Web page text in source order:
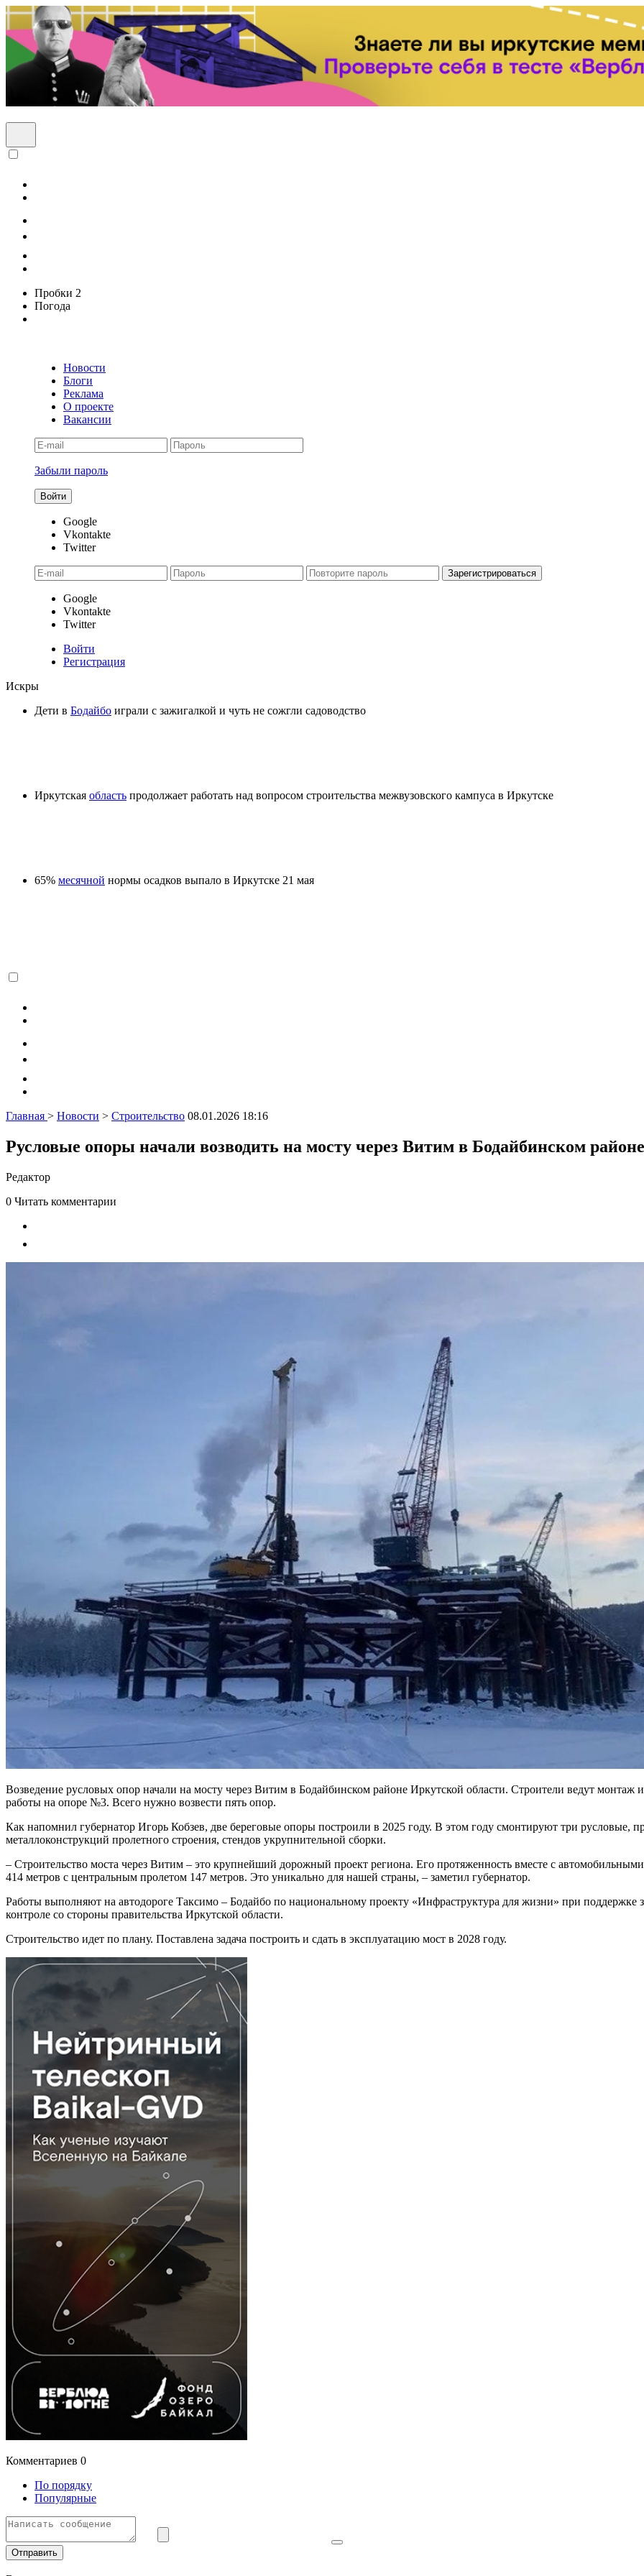
Пробки 2
Погода
Новости
Блоги
Реклама
О проекте
Вакансии
Забыли пароль
Google
Vkontakte
Twitter
Google
Vkontakte
Twitter
Войти
Регистрация
Искры
Дети в Бодайбо играли с зажигалкой и чуть не сожгли садоводство
Иркутская область продолжает работать над вопросом строительства межвузовского кампуса в Иркутске
65% месячной нормы осадков выпало в Иркутске 21 мая
Главная > Новости > Строительство 08.01.2026 18:16
Русловые опоры начали возводить на мосту через Витим в Бодайбинском районе
Редактор
0 Читать комментарии
Возведение русловых опор начали на мосту через Витим в Бодайбинском районе Иркутской области. Строители ведут
работы на опоре №3. Всего нужно возвести пять опор.
Как напомнил губернатор Игорь Кобзев, две береговые опоры построили в 2025 году. В этом году смонтируют три русловые,
металлоконструкций пролетного строения, стендов укрупнительной сборки.
– Строительство моста через Витим – это крупнейший дорожный проект региона. Его протяженность вместе с
414 метров с центральным пролетом 147 метров. Это уникально для нашей страны, – заметил губернатор.
Работы выполняют на автодороге Таксимо – Бодайбо по национальному проекту «Инфраструктура для жизни» при
контроле со стороны правительства Иркутской области.
Строительство идет по плану. Поставлена задача построить и сдать в эксплуатацию мост в 2028 году.
Комментариев 0
По порядку
Популярные
Отправить